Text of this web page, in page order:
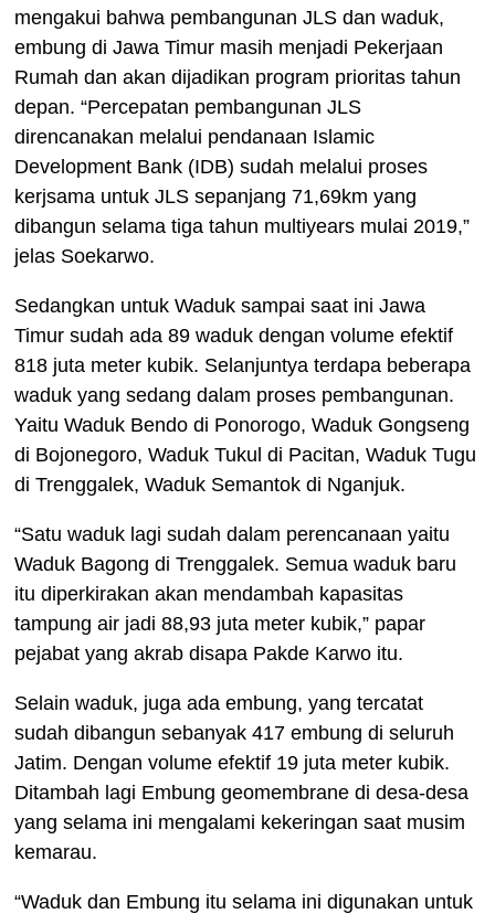
mengakui bahwa pembangunan JLS dan waduk,
embung di Jawa Timur masih menjadi Pekerjaan
Rumah dan akan dijadikan program prioritas tahun
depan. “Percepatan pembangunan JLS
direncanakan melalui pendanaan Islamic
Development Bank (IDB) sudah melalui proses
kerjsama untuk JLS sepanjang 71,69km yang
dibangun selama tiga tahun multiyears mulai 2019,”
jelas Soekarwo.
Sedangkan untuk Waduk sampai saat ini Jawa
Timur sudah ada 89 waduk dengan volume efektif
818 juta meter kubik. Selanjuntya terdapa beberapa
waduk yang sedang dalam proses pembangunan.
Yaitu Waduk Bendo di Ponorogo, Waduk Gongseng
di Bojonegoro, Waduk Tukul di Pacitan, Waduk Tugu
di Trenggalek, Waduk Semantok di Nganjuk.
“Satu waduk lagi sudah dalam perencanaan yaitu
Waduk Bagong di Trenggalek. Semua waduk baru
itu diperkirakan akan mendambah kapasitas
tampung air jadi 88,93 juta meter kubik,” papar
pejabat yang akrab disapa Pakde Karwo itu.
Selain waduk, juga ada embung, yang tercatat
sudah dibangun sebanyak 417 embung di seluruh
Jatim. Dengan volume efektif 19 juta meter kubik.
Ditambah lagi Embung geomembrane di desa-desa
yang selama ini mengalami kekeringan saat musim
kemarau.
“Waduk dan Embung itu selama ini digunakan untuk